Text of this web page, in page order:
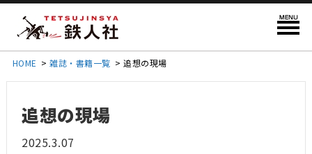
HOME > 雑誌・書籍一覧 > 追想の現場
追想の現場
2025.3.07